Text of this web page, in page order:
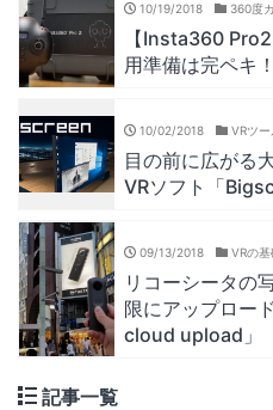
10/19/2018 360度
【Insta360
用準備は完ペキ！
10/02/2018 VRツ
目の前に広がる
VRソフト「
09/13/2018 VRの
リコーシータの
限にアップロー
cloud upload」
記事一覧